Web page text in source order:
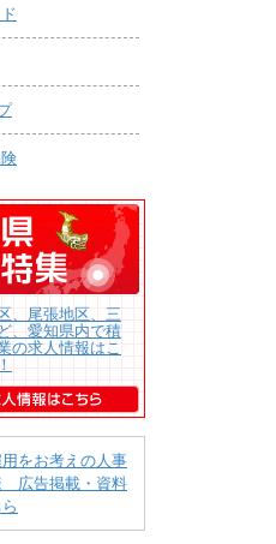
、尾張地区、三
、愛知県内で積
の求人情報はこ
をお考えの人事
広告掲載・資料